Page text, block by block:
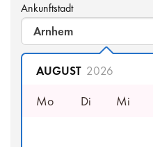
Ankunftstadt
Arnhem
AUGUST 2026
Mo Di Mi